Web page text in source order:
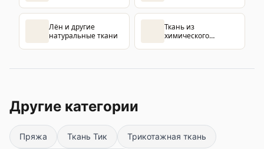
Лён и другие
натуральные ткани
Ткань из
химического
Другие категории
Пряжа Ткань Тик Трикотажная ткань